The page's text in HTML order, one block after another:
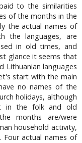
to the similarities
of the months in the
the actual names of
the languages, are
in old times, and
glance it seems that
Lithuanian languages
start with the main
no names of the
holidays, although
in the folk and old
months are/were
household activity,
Four actual names of